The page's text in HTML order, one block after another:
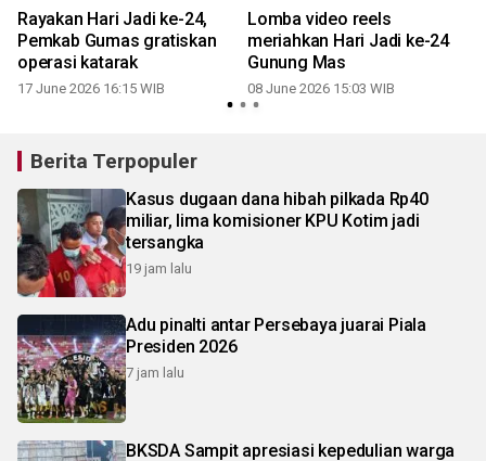
Rayakan Hari Jadi ke-24,
Pemkab Gumas gratiskan
operasi katarak
17 June 2026 16:15 WIB
Lomba video reels
meriahkan Hari Jadi ke-24
Gunung Mas
08 June 2026 15:03 WIB
Berita Terpopuler
Kasus dugaan dana hibah pilkada Rp40
miliar, lima komisioner KPU Kotim jadi
tersangka
19 jam lalu
Adu pinalti antar Persebaya juarai Piala
Presiden 2026
7 jam lalu
BKSDA Sampit apresiasi kepedulian warga